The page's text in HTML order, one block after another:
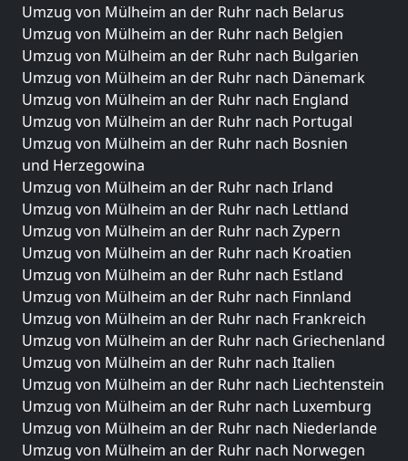
Umzug von Mülheim an der Ruhr nach Belarus
Umzug von Mülheim an der Ruhr nach Belgien
Umzug von Mülheim an der Ruhr nach Bulgarien
Umzug von Mülheim an der Ruhr nach Dänemark
Umzug von Mülheim an der Ruhr nach England
Umzug von Mülheim an der Ruhr nach Portugal
Umzug von Mülheim an der Ruhr nach Bosnien
und Herzegowina
Umzug von Mülheim an der Ruhr nach Irland
Umzug von Mülheim an der Ruhr nach Lettland
Umzug von Mülheim an der Ruhr nach Zypern
Umzug von Mülheim an der Ruhr nach Kroatien
Umzug von Mülheim an der Ruhr nach Estland
Umzug von Mülheim an der Ruhr nach Finnland
Umzug von Mülheim an der Ruhr nach Frankreich
Umzug von Mülheim an der Ruhr nach Griechenland
Umzug von Mülheim an der Ruhr nach Italien
Umzug von Mülheim an der Ruhr nach Liechtenstein
Umzug von Mülheim an der Ruhr nach Luxemburg
Umzug von Mülheim an der Ruhr nach Niederlande
Umzug von Mülheim an der Ruhr nach Norwegen